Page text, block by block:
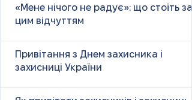
«Мене нічого не радує»: що стоїть за
цим відчуттям
Привітання з Днем захисника і
захисниці України